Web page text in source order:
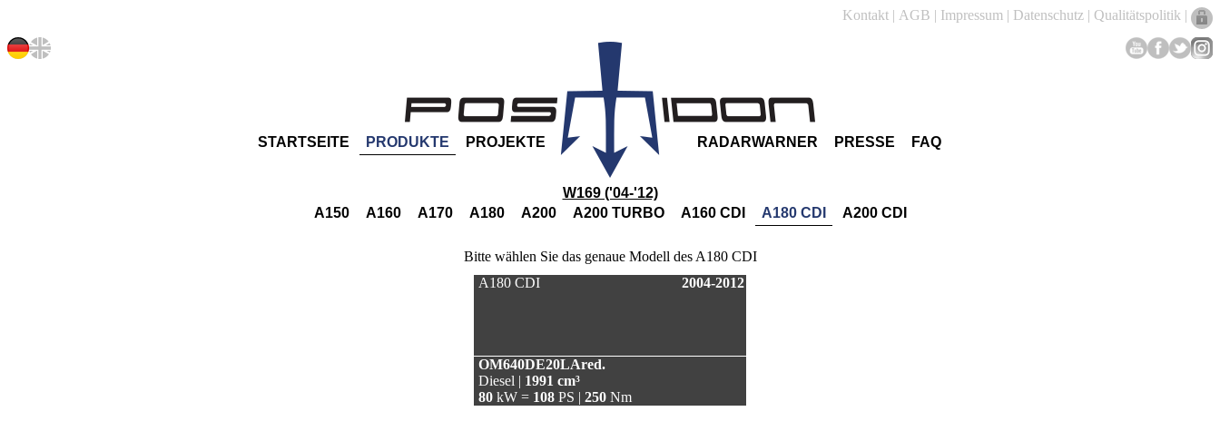
Kontakt | AGB | Impressum | Datenschutz | Qualitätspolitik |
STARTSEITE PRODUKTE PROJEKTE RADARWARNER PRESSE FAQ
W169 ('04-'12)
A150
A160 A170 A180 A200 A200 TURBO A160 CDI A180 CDI A200 CDI
Bitte wählen Sie das genaue Modell des A180 CDI
2004-2012
A180 CDI
OM640DE20LAred.
Diesel | 1991 cm³
80 kW = 108 PS | 250 Nm